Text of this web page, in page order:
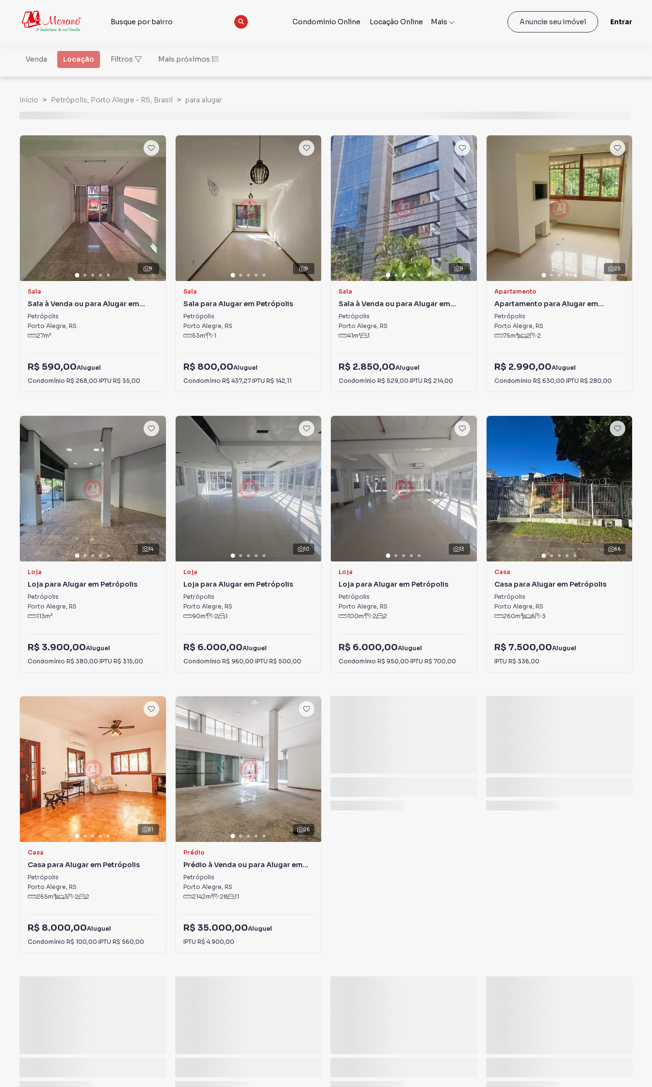
Condomínio Online Locação Online Mais Anuncie seu imóvel Entrar
Venda Locação Filtros Mais próximos
Início Petrópolis, Porto Alegre - RS, Brasil para alugar
9
Sala
Sala à Venda ou para Alugar em
Petrópolis
Petrópolis
Porto Alegre, RS
27m²
R$ 590,00Aluguel
Condomínio R$ 268,00·IPTU R$ 35,00
9
Sala
Sala para Alugar em Petrópolis
Petrópolis
Porto Alegre, RS
53m² 1
R$ 800,00Aluguel
Condomínio R$ 437,27·IPTU R$ 142,11
9
Sala
Sala à Venda ou para Alugar em
Petrópolis
Petrópolis
Porto Alegre, RS
41m² 1
R$ 2.850,00Aluguel
Condomínio R$ 529,00·IPTU R$ 214,00
25
Apartamento
Apartamento para Alugar em
Petrópolis
Petrópolis
Porto Alegre, RS
75m² 2 2
R$ 2.990,00Aluguel
Condomínio R$ 630,00·IPTU R$ 280,00
14
Loja
Loja para Alugar em Petrópolis
Petrópolis
Porto Alegre, RS
113m²
R$ 3.900,00Aluguel
Condomínio R$ 380,00·IPTU R$ 315,00
10
Loja
Loja para Alugar em Petrópolis
Petrópolis
Porto Alegre, RS
90m² 2 1
R$ 6.000,00Aluguel
Condomínio R$ 960,00·IPTU R$ 500,00
13
Loja
Loja para Alugar em Petrópolis
Petrópolis
Porto Alegre, RS
100m² 2 2
R$ 6.000,00Aluguel
Condomínio R$ 950,00·IPTU R$ 700,00
66
Casa
Casa para Alugar em Petrópolis
Petrópolis
Porto Alegre, RS
260m² 6 3
R$ 7.500,00Aluguel
IPTU R$ 336,00
31
Casa
Casa para Alugar em Petrópolis
Petrópolis
Porto Alegre, RS
265m² 3 2 2
R$ 8.000,00Aluguel
Condomínio R$ 100,00·IPTU R$ 560,00
26
Prédio
Prédio à Venda ou para Alugar em
Petrópolis
Petrópolis
Porto Alegre, RS
2142m² 28 11
R$ 35.000,00Aluguel
IPTU R$ 4.900,00